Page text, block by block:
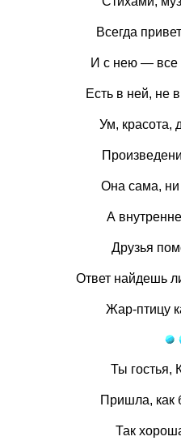
Всегда
И с нею — все
Есть в ней, не
Ум, красота,
Она сама, ни
А
Друзья
Ответ найдешь
Жар-птицу
Ты гостья,
Пришла, как
Так